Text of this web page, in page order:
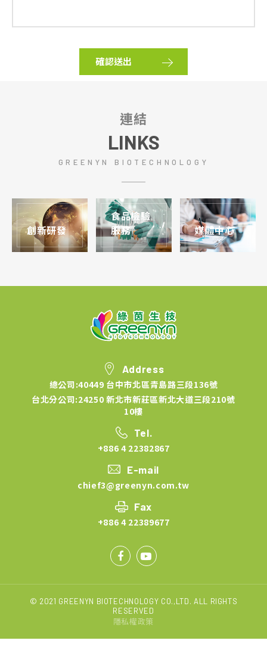
確認送出
連結
LINKS
GREENYN BIOTECHNOLOGY
創新研發
食品檢驗
服務
媒體中心
Address
總公司:40449 台中市北區青島路三段136號
台北分公司:24250 新北市新莊區新北大道三段210號
10樓
Tel.
+886 4 22382867
E-mail
chief3@greenyn.com.tw
Fax
+886 4 22389677
© 2021 GREENYN BIOTECHNOLOGY CO.,LTD. ALL RIGHTS
RESERVED
隱私權政策